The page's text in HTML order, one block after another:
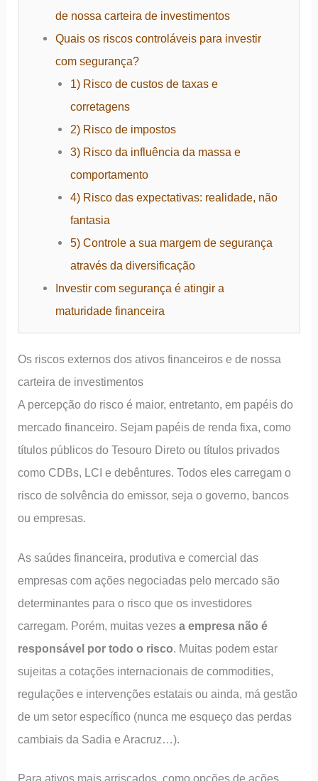
de nossa carteira de investimentos
Quais os riscos controláveis para investir
com segurança?
1) Risco de custos de taxas e
corretagens
2) Risco de impostos
3) Risco da influência da massa e
comportamento
4) Risco das expectativas: realidade, não
fantasia
5) Controle a sua margem de segurança
através da diversificação
Investir com segurança é atingir a
maturidade financeira
Os riscos externos dos ativos financeiros e de nossa
carteira de investimentos
A percepção do risco é maior, entretanto, em papéis do
mercado financeiro. Sejam papéis de renda fixa, como
títulos públicos do Tesouro Direto ou títulos privados
como CDBs, LCI e debêntures. Todos eles carregam o
risco de solvência do emissor, seja o governo, bancos
ou empresas.
As saúdes financeira, produtiva e comercial das
empresas com ações negociadas pelo mercado são
determinantes para o risco que os investidores
carregam. Porém, muitas vezesa empresa não é
responsável por todo o risco . Muitas podem estar
sujeitas a cotações internacionais de commodities,
regulações e intervenções estatais ou ainda, má gestão
de um setor específico (nunca me esqueço das perdas
cambiais da Sadia e Aracruz…).
Para ativos mais arriscados, como opções de ações,